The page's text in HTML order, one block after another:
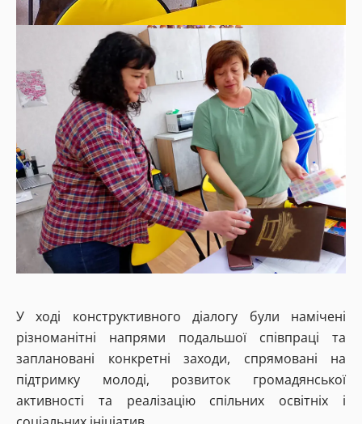
У ході конструктивного діалогу були намічені
різноманітні напрями подальшої співпраці та
заплановані конкретні заходи, спрямовані на
підтримку молоді, розвиток громадянської
активності та реалізацію спільних освітніх і